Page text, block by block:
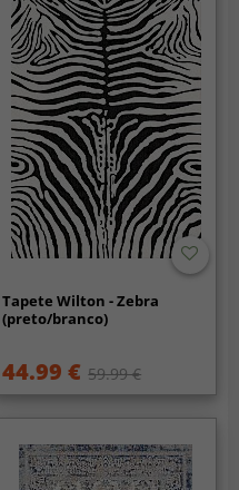
Tapete Wilton - Zebra
(preto/branco)
44.99 € 59.99 €